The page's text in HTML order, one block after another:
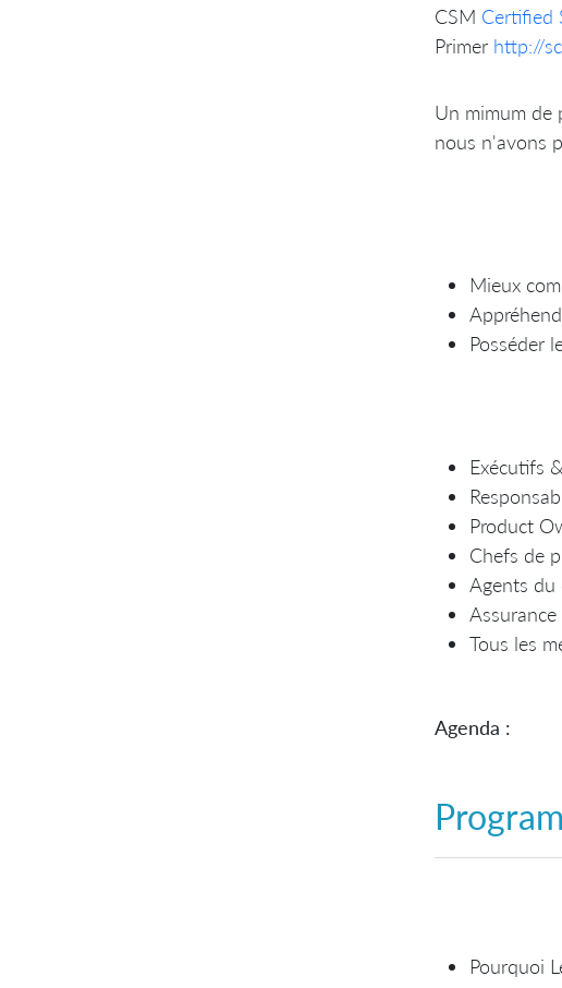
CSM Certified
Primer http://
Un mimum de
nous n'avons
Mieux
Posséder
Exécutifs
Product
Chefs de
Agents du
Tous les
Agenda :
Pourquoi